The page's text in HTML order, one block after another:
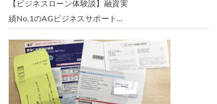
【ビジネスローン体験談】融資実
績No.1のAGビジネスサポート
300万円の枠で翌日に借りられま
した。全手順を丁寧に解説しま
す。